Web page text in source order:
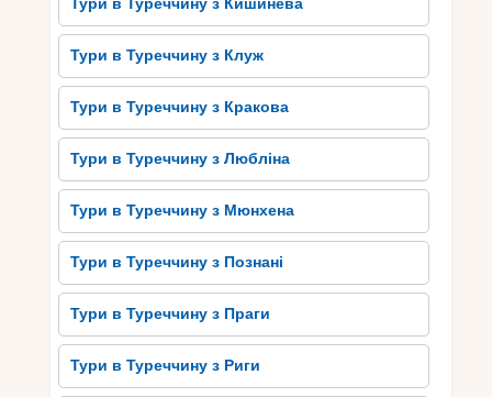
водне лижне спорядження та багато іншого.
Не забувайте також про вечоровий час на
пляжах Туреччини. Чаруючий захід сонця над
морем створить незабутню атмосферу
романтики і спокою. Велика кількість ресторанів
та кафе поруч пропонують смачну турецьку
кухню, де ви можете насолодитися своїми
улюбленими стравами.
Отже, безкрайні пляжі Туреччини – це ідеальне
місце для любителів сонця та моря, де ви
зможете насолодитися чистотою природи,
враження.
Тури в Туреччину з Кишинева
Тури в Туреччину з Клуж
Тури в Туреччину з Кракова
Тури в Туреччину з Любліна
Тури в Туреччину з Мюнхена
Тури в Туреччину з Познані
Тури в Туреччину з Праги
Тури в Туреччину з Риги